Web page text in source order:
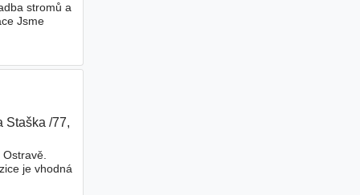
stromů a
Jsme
Staška /77,
je vhodná